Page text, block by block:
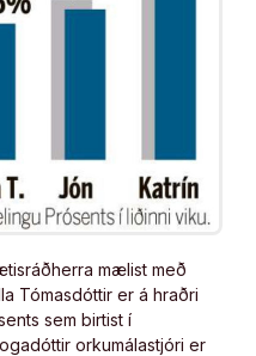
mælist með
Tómasdóttir er á hraðri
sem birtist í
orkumálastjóri er